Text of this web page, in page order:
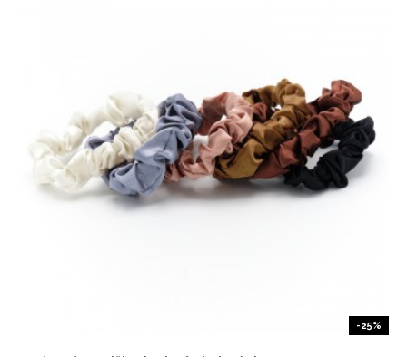
-25%